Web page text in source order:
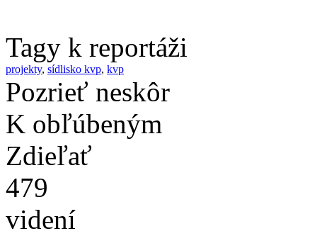
Tagy k reportáži
projekty, sídlisko kvp, kvp
Pozrieť neskôr
K obľúbeným
Zdieľať
479
videní